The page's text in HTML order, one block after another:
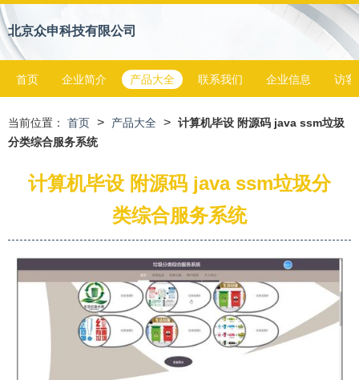
北京众申科技有限公司
首页 企业简介 产品大全 联系我们 企业信息 访客
当前位置： 首页 > 产品大全 > 计算机毕设 附源码 java ssm垃圾
分类综合服务系统
计算机毕设 附源码 java ssm垃圾分
类综合服务系统